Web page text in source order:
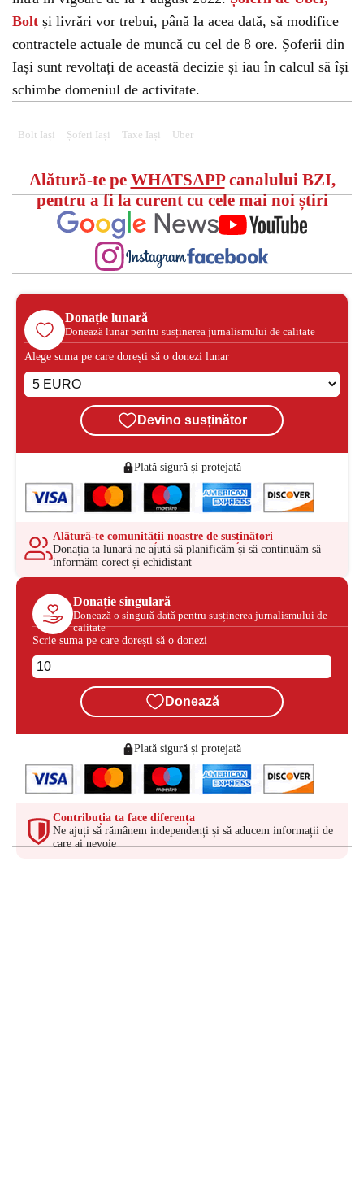
Bolt și livrări vor trebui, până la acea dată, să modifice
contractele actuale de muncă cu cel de 8 ore. Șoferii din
Iași sunt revoltați de această decizie și iau în calcul să își
schimbe domeniul de activitate.
Bolt Iași Șoferi Iași Taxe Iași Uber
Alătură-te pe WHATSAPPcanalului BZI,
pentru a fi la curent cu cele mai noi știri
Donație lunară
Donează lunar pentru susținerea jurnalismului de calitate
Alege suma pe care dorești să o donezi lunar
Devino susținător
Plată sigură și protejată
Alătură-te comunității noastre de susținători
Donația ta lunară ne ajută să planificăm și să continuăm să
informăm corect și echidistant
Donație singulară
Donează o singură dată pentru susținerea jurnalismului de
calitate
Scrie suma pe care dorești să o donezi
Donează
Plată sigură și protejată
Contribuția ta face diferența
Ne ajuți să rămânem independenți și să aducem informații de
care ai nevoie